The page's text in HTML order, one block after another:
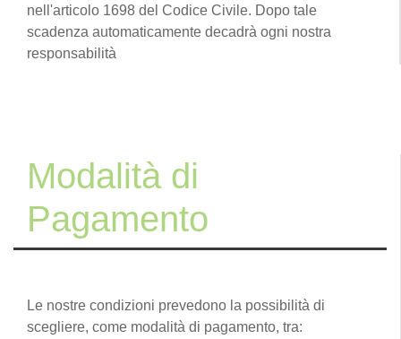
nell'articolo 1698 del Codice Civile. Dopo tale
scadenza automaticamente decadrà ogni nostra
responsabilità
Modalità di
Pagamento
Le nostre condizioni prevedono la possibilità di
scegliere, come modalità di pagamento, tra: